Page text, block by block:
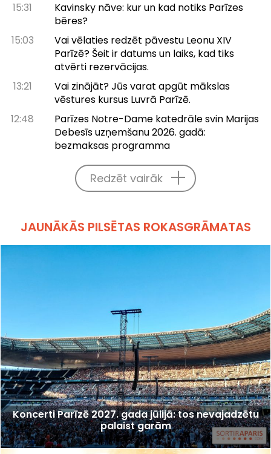
15:31
Kavinsky nāve: kur un kad notiks Parīzes
bēres?
15:03
Vai vēlaties redzēt pāvestu Leonu XIV
Parīzē? Šeit ir datums un laiks, kad tiks
atvērti rezervācijas.
13:21
Vai zinājāt? Jūs varat apgūt mākslas
vēstures kursus Luvrā Parīzē.
12:48
Parīzes Notre-Dame katedrāle svin Marijas
Debesīs uzņemšanu 2026. gadā:
bezmaksas programma
Redzēt vairāk
JAUNĀKĀS PILSĒTAS ROKASGRĀMATAS
Koncerti Parīzē 2027. gada jūlijā: tos nevajadzētu
palaist garām